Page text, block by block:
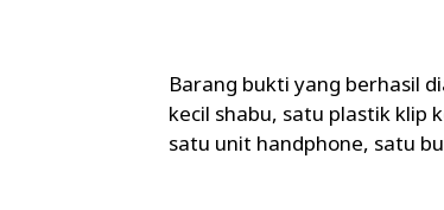
Barang bukti yang berhasil
kecil shabu, satu plastik klip
satu unit handphone, satu